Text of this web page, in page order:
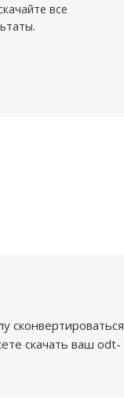
все
сконвертироваться
скачать ваш odt-